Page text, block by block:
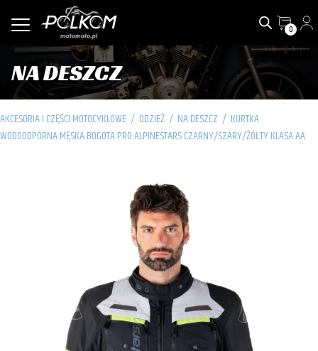
0
NA DESZCZ
AKCESORIA I CZĘŚCI MOTOCYKLOWE / ODZIEŻ / NA DESZCZ / KURTKA
WODOODPORNA MĘSKA BOGOTA PRO ALPINESTARS CZARNY/SZARY/ŻÓŁTY KLASA AA